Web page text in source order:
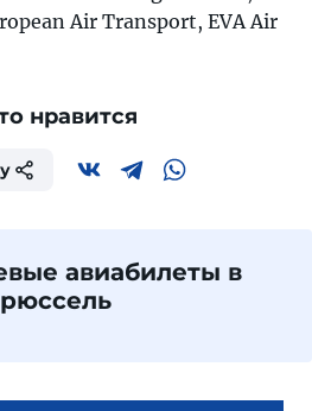
Air Transport, EVA Air
нравится
авиабилеты в